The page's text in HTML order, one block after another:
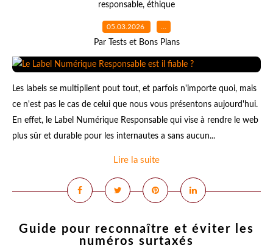
responsable, éthique
05.03.2026 …
Par Tests et Bons Plans
Les labels se multiplient pout tout, et parfois n'importe quoi, mais
ce n'est pas le cas de celui que nous vous présentons aujourd'hui.
En effet, le Label Numérique Responsable qui vise à rendre le web
plus sûr et durable pour les internautes a sans aucun...
Lire la suite
Guide pour reconnaître et éviter les
numéros surtaxés